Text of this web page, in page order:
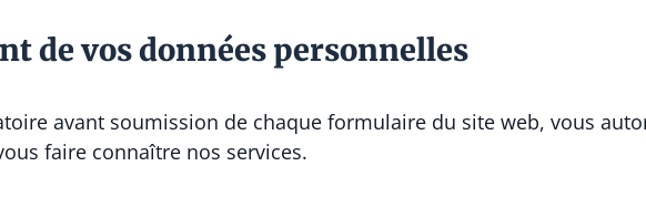
de vos données personnelles
avant soumission de chaque formulaire du site web, vous
faire connaître nos services.